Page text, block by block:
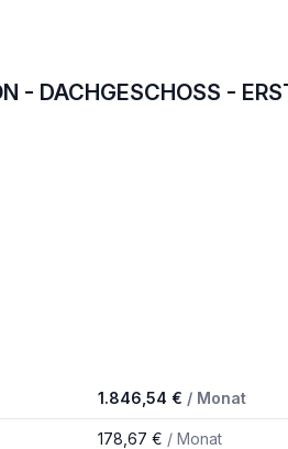
- DACHGESCHOSS -
1.846,54 € / Monat
178,67 € / Monat